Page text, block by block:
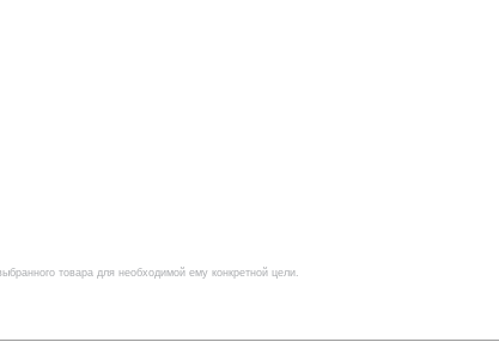
товара для необходимой ему конкретной цели.